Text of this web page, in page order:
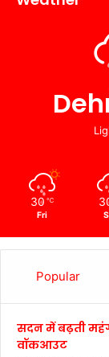
30 ℃
Fri
Popular
सदन में बढ़ती
वॉकआउट